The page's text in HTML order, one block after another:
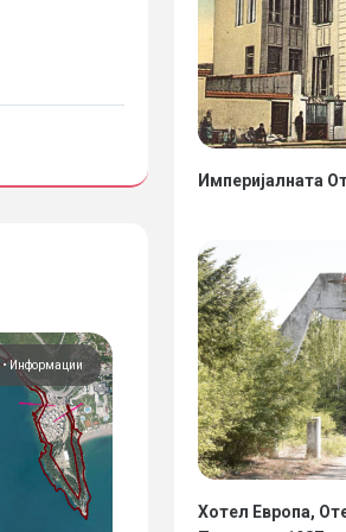
•Информации
Империјалната
Хотел Европа,